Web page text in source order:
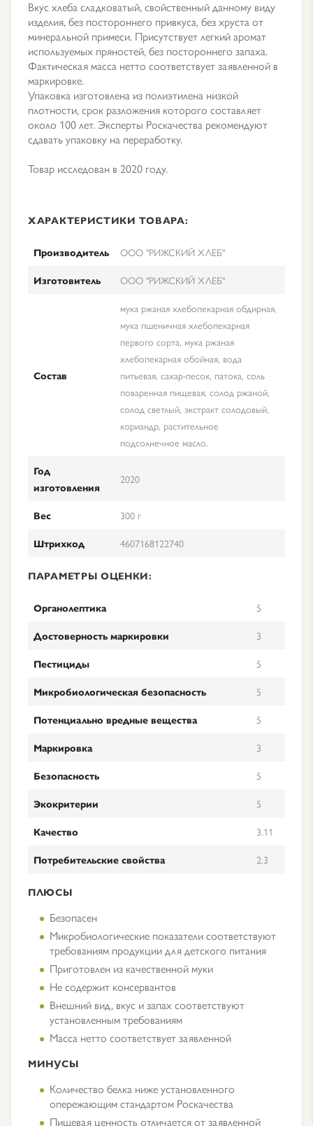
Вкус хлеба сладковатый, свойственный данному виду
изделия, без постороннего привкуса, без хруста от
минеральной примеси. Присутствует легкий аромат
используемых пряностей, без постороннего запаха.
Фактическая масса нетто соответствует заявленной в
маркировке.
Упаковка изготовлена из полиэтилена низкой
плотности, срок разложения которого составляет
около 100 лет. Эксперты Роскачества рекомендуют
сдавать упаковку на переработку.
Товар исследован в 2020 году.
ХАРАКТЕРИСТИКИ ТОВАРА:
Производитель
ООО "РИЖСКИЙ ХЛЕБ"
Изготовитель
ООО "РИЖСКИЙ ХЛЕБ"
Состав
мука ржаная хлебопекарная обдирная,
мука пшеничная хлебопекарная
первого сорта, мука ржаная
хлебопекарная обойная, вода
питьевая, сахар-песок, патока, соль
поваренная пищевая, солод ржаной,
солод светлый, экстракт солодовый,
кориандр, растительное
подсолнечное масло.
Год
изготовления
2020
Вес
300 г
Штрихкод
4607168122740
ПАРАМЕТРЫ ОЦЕНКИ:
Органолептика
5
Достоверность маркировки
3
Пестициды
5
Микробиологическая безопасность
5
Потенциально вредные вещества
5
Маркировка
3
Безопасность
5
Экокритерии
5
Качество
3.11
Потребительские свойства
2.3
ПЛЮСЫ
Безопасен
Микробиологические показатели соответствуют
требованиям продукции для детского питания
Приготовлен из качественной муки
Не содержит консервантов
Внешний вид, вкус и запах соответствуют
установленным требованиям
Масса нетто соответствует заявленной
МИНУСЫ
Количество белка ниже установленного
опережающим стандартом Роскачества
Пищевая ценность отличается от заявленной